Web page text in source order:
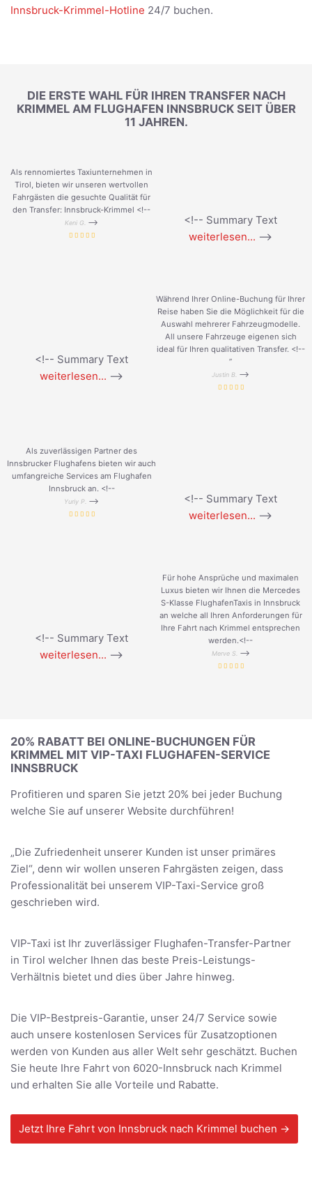
Innsbruck-Krimmel-Hotline 24/7 buchen.
DIE ERSTE WAHL FÜR IHREN TRANSFER NACH
KRIMMEL AM FLUGHAFEN INNSBRUCK SEIT ÜBER
11 JAHREN.
Als rennomiertes Taxiunternehmen in
Tirol, bieten wir unseren wertvollen
Fahrgästen die gesuchte Qualität für
den Transfer: Innsbruck-Krimmel <!--
Keni G. -->
<!-- Summary Text
weiterlesen... -->
<!-- Summary Text
weiterlesen... -->
Während Ihrer Online-Buchung für Ihrer
Reise haben Sie die Möglichkeit für die
Auswahl mehrerer Fahrzeugmodelle.
All unsere Fahrzeuge eigenen sich
ideal für Ihren qualitativen Transfer. <!--
”
Justin B. -->
Als zuverlässigen Partner des
Innsbrucker Flughafens bieten wir auch
umfangreiche Services am Flughafen
Innsbruck an. <!--
Yuriy P. -->
<!-- Summary Text
weiterlesen... -->
<!-- Summary Text
weiterlesen... -->
Für hohe Ansprüche und maximalen
Luxus bieten wir Ihnen die Mercedes
S-Klasse FlughafenTaxis in Innsbruck
an welche all Ihren Anforderungen für
Ihre Fahrt nach Krimmel entsprechen
werden.<!--
Merve S. -->
20% RABATT BEI ONLINE-BUCHUNGEN FÜR
KRIMMEL MIT VIP-TAXI FLUGHAFEN-SERVICE
INNSBRUCK
Profitieren und sparen Sie jetzt 20% bei jeder Buchung
welche Sie auf unserer Website durchführen!
„Die Zufriedenheit unserer Kunden ist unser primäres
Ziel“, denn wir wollen unseren Fahrgästen zeigen, dass
Professionalität bei unserem VIP-Taxi-Service groß
geschrieben wird.
VIP-Taxi ist Ihr zuverlässiger Flughafen-Transfer-Partner
in Tirol welcher Ihnen das beste Preis-Leistungs-
Verhältnis bietet und dies über Jahre hinweg.
Die VIP-Bestpreis-Garantie, unser 24/7 Service sowie
auch unsere kostenlosen Services für Zusatzoptionen
werden von Kunden aus aller Welt sehr geschätzt. Buchen
Sie heute Ihre Fahrt von 6020-Innsbruck nach Krimmel
und erhalten Sie alle Vorteile und Rabatte.
Jetzt Ihre Fahrt von Innsbruck nach Krimmel buchen →